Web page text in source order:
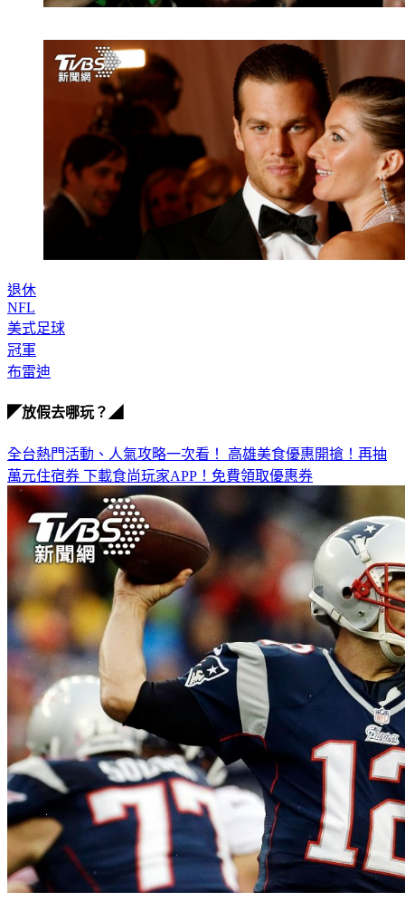
退休
NFL
美式足球
冠軍
布雷迪
◤放假去哪玩？◢
全台熱門活動、人氣攻略一次看！ 高雄美食優惠開搶！再抽
萬元住宿券 下載食尚玩家APP！免費領取優惠券